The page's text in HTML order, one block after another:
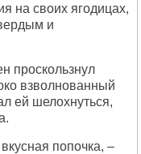
на своих ягодицах,
и
проскользнул
взволнованный
ей шелохнуться,
попочка, –